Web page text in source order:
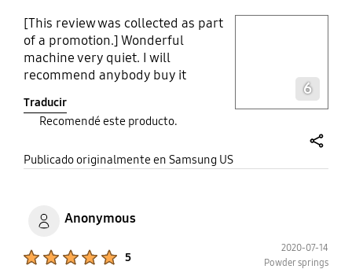
[This review was collected as part
of a promotion.] Wonderful
machine very quiet. I will
recommend anybody buy it
Traducir
6
Recomendé este producto.
Publicado originalmente en Samsung US
Anonymous
5
2020-07-14
Powder springs